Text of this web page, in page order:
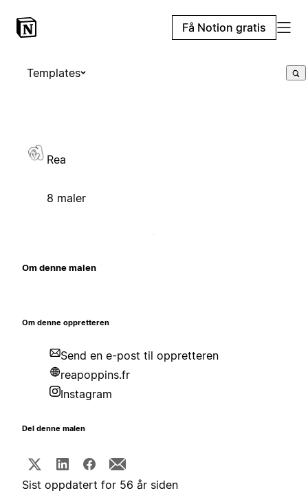
Få Notion gratis
Templates
Rea
8 maler
Om denne malen
Om denne oppretteren
Send en e-post til oppretteren
reapoppins.fr
Instagram
Del denne malen
Sist oppdatert for 56 år siden